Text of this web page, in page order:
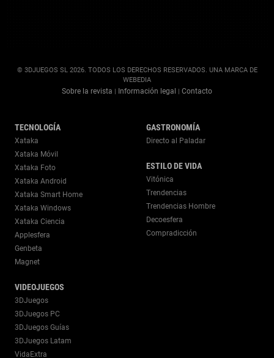
© 3DJUEGOS SL 2026. TODOS LOS DERECHOS RESERVADOS. UNA MARCA DE
WEBEDIA
Sobre la revista | Información legal | Contacto
TECNOLOGÍA
Xataka
Xataka Móvil
Xataka Foto
Xataka Android
Xataka Smart Home
Xataka Windows
Xataka Ciencia
Applesfera
Genbeta
Magnet
VIDEOJUEGOS
3DJuegos
3DJuegos PC
3DJuegos Guías
3DJuegos Latam
VidaExtra
GASTRONOMÍA
Directo al Paladar
ESTILO DE VIDA
Vitónica
Trendencias
Trendencias Hombre
Decoesfera
Compradicción